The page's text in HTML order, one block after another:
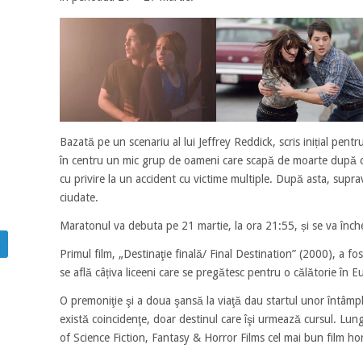
Bazată pe un scenariu al lui Jeffrey Reddick, scris inițial
în centru un mic grup de oameni care scapă de moarte după
cu privire la un accident cu victime multiple. După asta,
ciudate.
Maratonul va debuta pe 21 martie, la ora 21:55, și se va
Primul film, „Destinaţie finală/ Final Destination” (2000), a
se află câțiva liceeni care se pregătesc pentru o călătorie în
O premoniţie şi a doua şansă la viaţă dau startul unor
există coincidenţe, doar destinul care îşi urmează cursul.
of Science Fiction, Fantasy & Horror Films cel mai bun film